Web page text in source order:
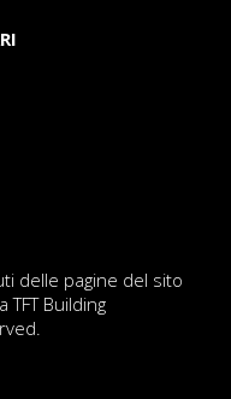
delle pagine del sito
Building